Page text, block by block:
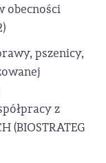
obecności
pszenicy,
z
(BIOSTRATEG